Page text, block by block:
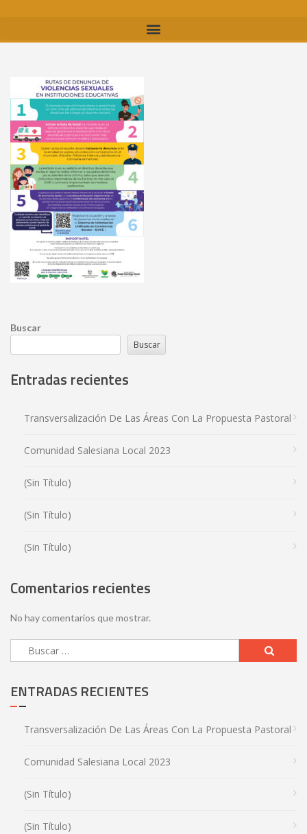
Buscar
Buscar
Entradas recientes
Transversalización De Las Áreas Con La Propuesta Pastoral
Comunidad Salesiana Local 2023
(sin Título)
(sin Título)
(sin Título)
Comentarios recientes
No hay comentarios que mostrar.
ENTRADAS RECIENTES
Transversalización De Las Áreas Con La Propuesta Pastoral
Comunidad Salesiana Local 2023
(sin Título)
(sin Título)